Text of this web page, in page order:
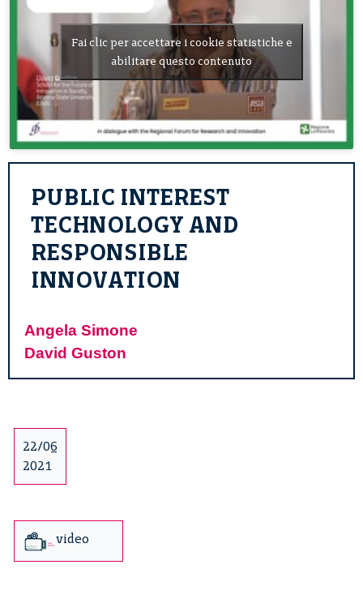
Fai clic per accettare i cookie statistiche e
abilitare questo contenuto
PUBLIC INTEREST
TECHNOLOGY AND
RESPONSIBLE
INNOVATION
Angela Simone
David Guston
22/06
2021
video